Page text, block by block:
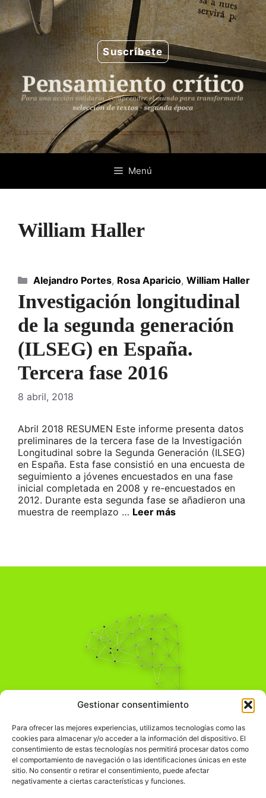
Gestionar consentimiento
Para ofrecer las mejores experiencias, utilizamos tecnologías como las
cookies para almacenar y/o acceder a la información del dispositivo. El
consentimiento de estas tecnologías nos permitirá procesar datos como
el comportamiento de navegación o las identificaciones únicas en este
sitio. No consentir o retirar el consentimiento, puede afectar
negativamente a ciertas características y funciones.
Saltar
al
contenido
Suscríbete
Menú
William Haller
Investigación longitudinal
de la segunda generación
(ILSEG) en España.
Tercera fase 2016
8 abril, 2018
Abril 2018 RESUMEN Este informe presenta datos
preliminares de la tercera fase de la Investigación
Longitudinal sobre la Segunda Generación (ILSEG)
en España. Esta fase consistió en una encuesta de
seguimiento a jóvenes encuestados en una fase
inicial completada en 2008 y re-encuestados en
2012. Durante esta segunda fase se añadieron una
muestra de reemplazo … Leer más
Categorías
Alejandro Portes, Rosa Aparicio, William Haller
Pensamiento Crítico
Comprender el mundo para transformarlo.
Información Legal